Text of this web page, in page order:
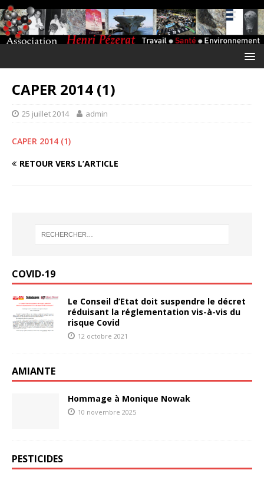
CAPER 2014 (1)
25 juillet 2014 admin
CAPER 2014 (1)
RETOUR VERS L’ARTICLE
COVID-19
Le Conseil d’Etat doit suspendre le décret
réduisant la réglementation vis-à-vis du
risque Covid
12 octobre 2021
AMIANTE
Hommage à Monique Nowak
10 novembre 2025
PESTICIDES